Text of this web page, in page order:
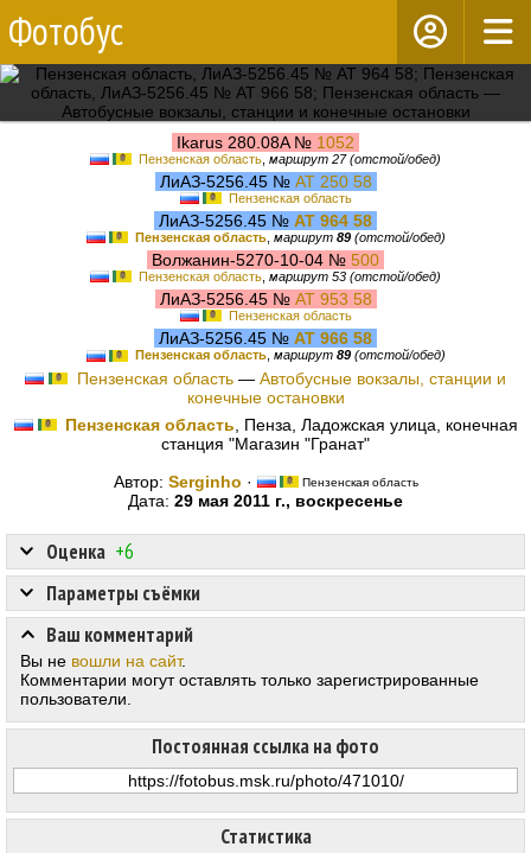
Фотобус
Ikarus 280.08A № 1052
Пензенская область маршрут 27 (отстой/обед)
ЛиАЗ-5256.45 № АТ 250 58
Пензенская область
ЛиАЗ-5256.45 № АТ 964 58
Пензенская область, маршрут 89(отстой/обед)
Волжанин-5270-10-04 № 500
Пензенская область маршрут 53 (отстой/обед)
ЛиАЗ-5256.45 № АТ 953 58
Пензенская область
ЛиАЗ-5256.45 № АТ 966 58
Пензенская область, маршрут 89(отстой/обед)
Пензенская область — Автобусные вокзалы, станции и
конечные остановки
Пензенская область , Пенза, Ладожская улица, конечная
станция "Магазин "Гранат"
Автор: Serginho · Пензенская область
Дата: 29 мая 2011 г., воскресенье
Статистика
Оценка +6
Постоянная ссылка на фото
Параметры съёмки
Ваш комментарий
Вы не вошли на сайт.
Комментарии могут оставлять только зарегистрированные
пользователи.